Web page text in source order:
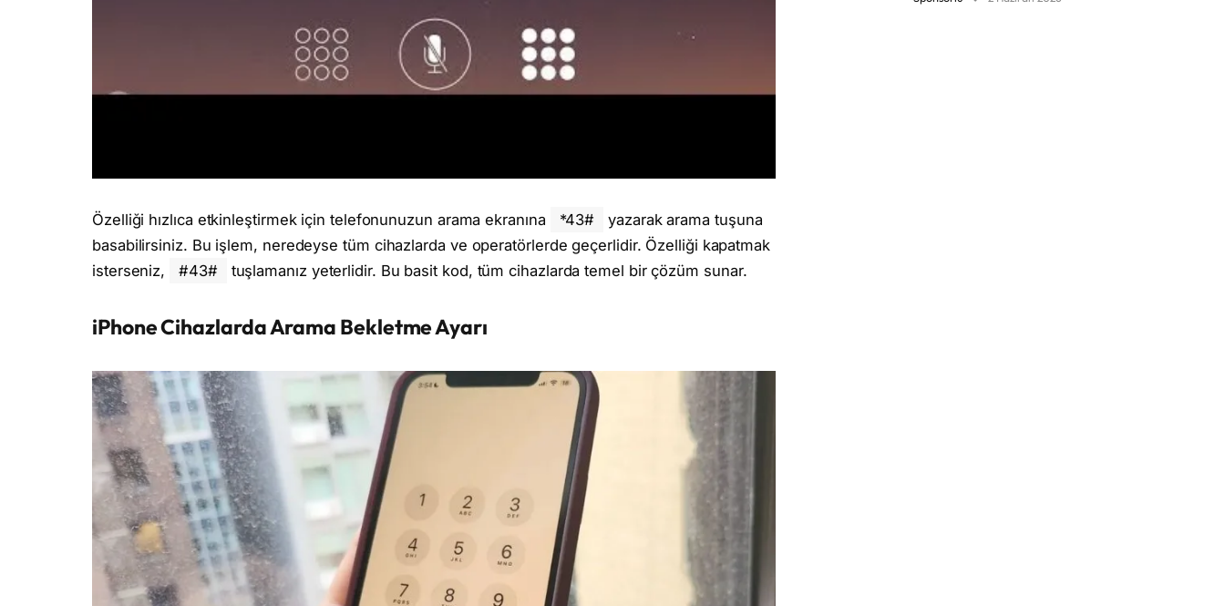
Özelliği hızlıca etkinleştirmek için telefonunuzun arama ekranına *43#
yazarak arama tuşuna
basabilirsiniz. Bu işlem, neredeyse tüm cihazlarda ve operatörlerde geçerlidir. Özelliği kapatmak
isterseniz,
#43# tuşlamanız yeterlidir. Bu basit kod, tüm cihazlarda temel bir çözüm sunar.
iPhone Cihazlarda Arama Bekletme Ayarı